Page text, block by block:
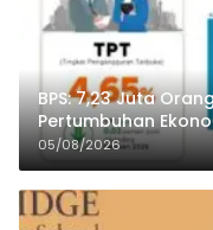
BPS: 7,23 Juta
Pertumbuhan
05/08/2026